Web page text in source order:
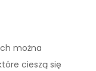
można
cieszą się